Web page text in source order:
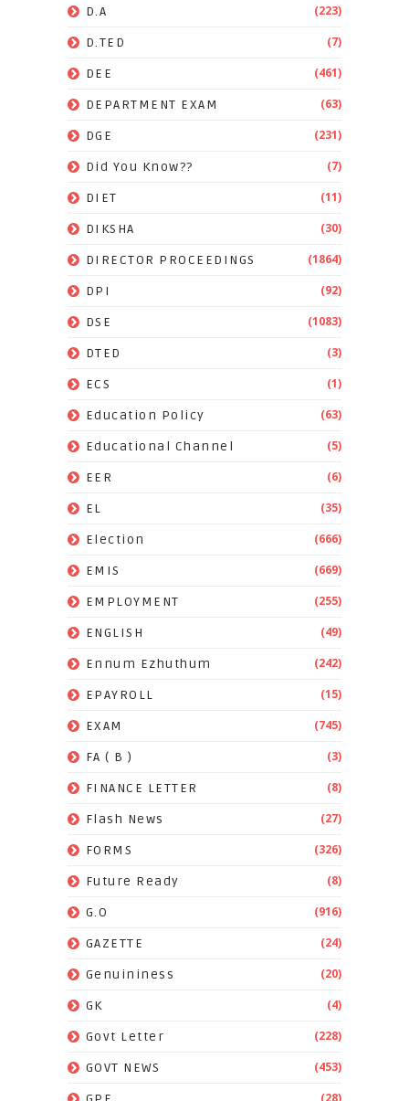
D.A (223)
D.TED (7)
DEE (461)
DEPARTMENT EXAM (63)
DGE (231)
Did You Know?? (7)
DIET (11)
DIKSHA (30)
DIRECTOR PROCEEDINGS (1864)
DPI (92)
DSE (1083)
DTED (3)
ECS (1)
Education Policy (63)
Educational Channel (5)
EER (6)
EL (35)
Election (666)
EMIS (669)
EMPLOYMENT (255)
ENGLISH (49)
Ennum Ezhuthum (242)
EPAYROLL (15)
EXAM (745)
FA ( B ) (3)
FINANCE LETTER (8)
Flash News (27)
FORMS (326)
Future Ready (8)
G.O (916)
GAZETTE (24)
Genuininess (20)
GK (4)
Govt Letter (228)
GOVT NEWS (453)
(28)